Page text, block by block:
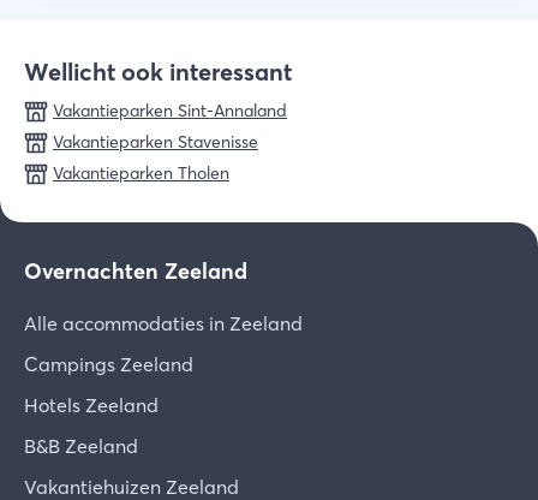
Wellicht ook interessant
Vakantieparken Sint-Annaland
Vakantieparken Stavenisse
Vakantieparken Tholen
Overnachten Zeeland
Alle accommodaties in Zeeland
Campings Zeeland
Hotels Zeeland
B&B Zeeland
Vakantiehuizen Zeeland